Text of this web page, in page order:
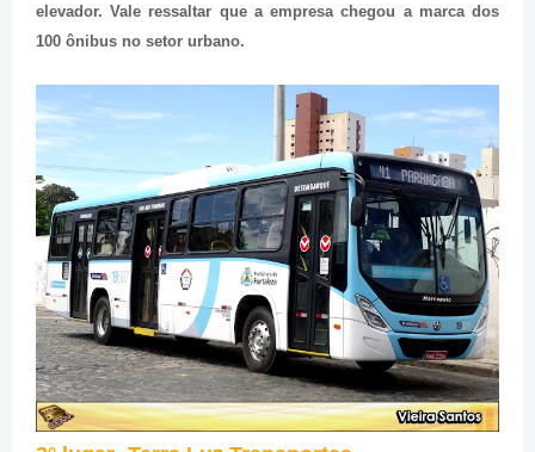
elevador. Vale ressaltar que a empresa chegou a marca dos
100 ônibus no setor urbano.